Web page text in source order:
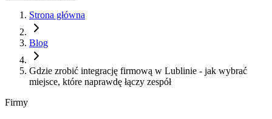
Strona główna
Blog
Gdzie zrobić integrację firmową w Lublinie - jak wybrać
miejsce, które naprawdę łączy zespół
Firmy